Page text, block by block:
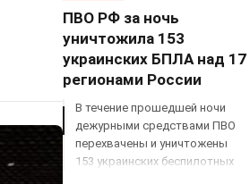
ПВО РФ за ночь
уничтожила 153
украинских БПЛА над 17
регионами России
В течение прошедшей ночи
дежурными средствами ПВО
перехвачены и уничтожены
153 украинских беспилотных